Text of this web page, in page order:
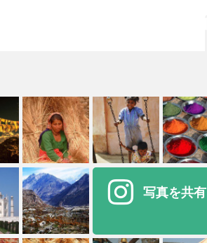
写真を共有